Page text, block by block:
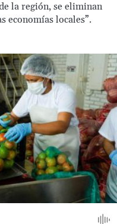
la región, se eliminan
economías locales”.